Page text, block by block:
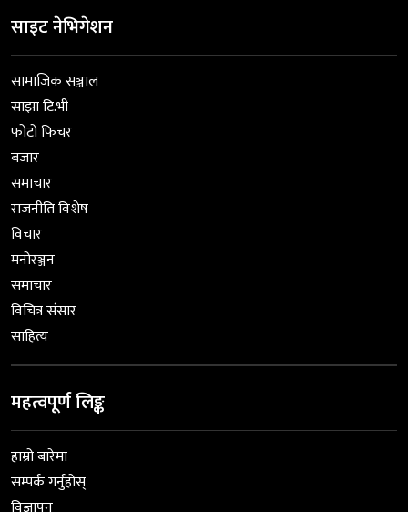
साइट नेभिगेशन
सामाजिक सञ्जाल
साझा टि.भी
फोटो फिचर
बजार
समाचार
राजनीति विशेष
विचार
मनोरञ्जन
समाचार
विचित्र संसार
साहित्य
महत्वपूर्ण लिङ्क
हाम्रो बारेमा
सम्पर्क गर्नुहोस्